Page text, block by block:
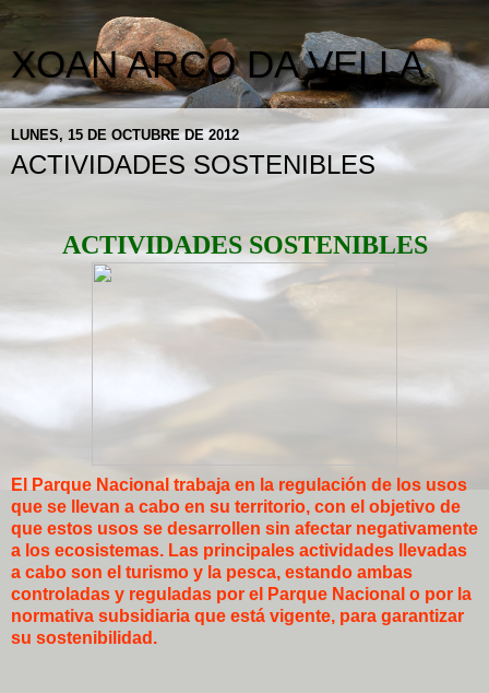
XOAN ARCO DA VELLA
LUNES, 15 DE OCTUBRE DE 2012
ACTIVIDADES SOSTENIBLES
ACTIVIDADES SOSTENIBLES
El Parque Nacional trabaja en la regulación de los usos
que se llevan a cabo en su territorio, con el objetivo de
que estos usos se desarrollen sin afectar negativamente
a los ecosistemas. Las principales actividades llevadas
a cabo son el turismo y la pesca, estando ambas
controladas y reguladas por el Parque Nacional o por la
normativa subsidiaria que está vigente, para garantizar
su sostenibilidad.